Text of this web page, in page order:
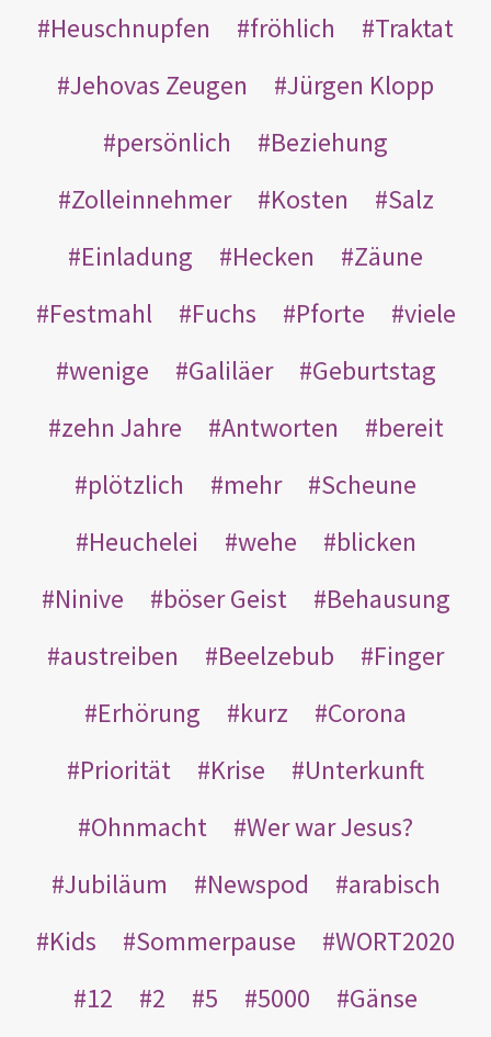
Heuschnupfen fröhlich
Traktat
Jehovas Zeugen
Jürgen Klopp
persönlich
Beziehung
Zolleinnehmer
Kosten
Salz
Einladung
Hecken
Zäune
Festmahl
Fuchs Pforte
viele
wenige
Galiläer
Geburtstag
zehn Jahre
Antworten
bereit
plötzlich
mehr
Scheune
Heuchelei
wehe
blicken
Ninive
böser Geist
Behausung
austreiben
Beelzebub
Finger
Erhörung
kurz
Corona
Priorität
Krise
Unterkunft
Ohnmacht
Wer war Jesus?
Jubiläum
Newspod
arabisch
Kids
Sommerpause
WORT2020
12
2 5 5000
Gänse